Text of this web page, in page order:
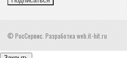
© РосСервис. Разработка web.it-hit.ru